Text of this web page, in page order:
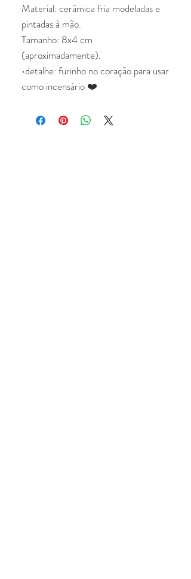
Material: cerâmica fria modeladas e
pintadas à mão.
Tamanho: 8x4 cm
(aproximadamente).
•detalhe: furinho no coração para usar
como incensário ❤️